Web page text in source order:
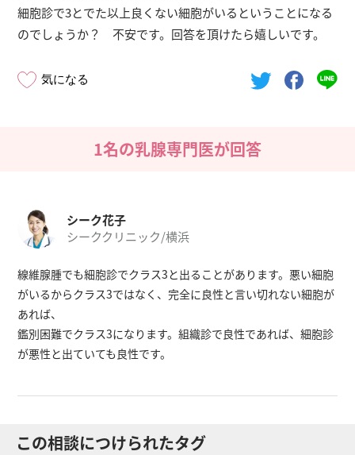
細胞診で3とでた以上良くない細胞がいるということになる
のでしょうか？ 不安です。回答を頂けたら嬉しいです。
気になる
1名の乳腺専門医が回答
シーク花子
シーククリニック/横浜
線維腺腫でも細胞診でクラス3と出ることがあります。悪い細胞
がいるからクラス3ではなく、完全に良性と言い切れない細胞が
あれば、
鑑別困難でクラス3になります。組織診で良性であれば、細胞診
が悪性と出ていても良性です。
この相談につけられたタグ